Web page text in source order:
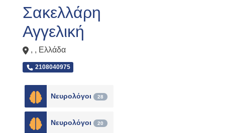
Σακελλάρη
Αγγελική
, , Ελλάδα
2108040975
Νευρολόγοι 28
Νευρολόγοι 20